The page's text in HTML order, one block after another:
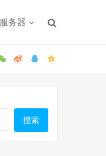
服务器
搜索